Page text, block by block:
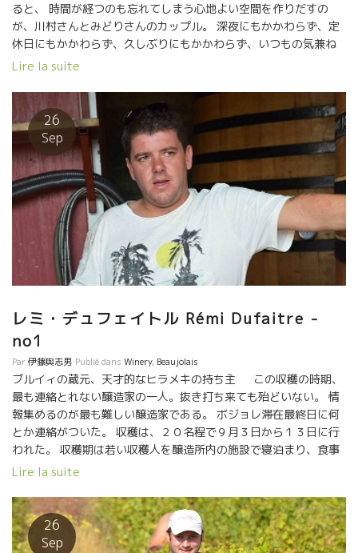
ると、 時間が経つのも忘れてしまう心地よい空間を作りだすの
が、川村さんとみどりさんのカップル。 深夜にもかかわらず、定
休日にもかかわらず、久しぶりにもかかわらず、いつもの気兼ね
ない雰囲気で迎えてくれた。 急きょの深夜オープンにもかかわら
近隣住民の憩いの場。 そんなサンセールの2人が開けてくれたボ
トルが2010年のCLUB PASSION DU VINツアーで オリヴィ
エ・クザンのところに訪問したときに1人1本ずつくれたカベル
ネ・フラン2007のマグナム。 この時のツアー参加者は、赤穂
の47リカーズの岡田さん、御殿場の泉屋酒販の勝俣さん、そして
サンセールの川村さんとみどりさん、その友人の日野でバー経営
の高田さん。 ツアー1軒目の訪問蔵元がオリヴィエ・クザンだっ
た。 そこからミッシェル・オジェ時代のメゾン・ブリュレ、 もち
ろんサンセールは必須訪問でセバスチャン・リフォー、ブルゴー
ニュに行ってエマニュエル・ジブロ、 ラトー、フィリップ・パカ
レ、ドミニク・ドゥラン、 ボジョレーはデコンブ、石川研修中の
ラピエール、ラパリュ、 そしてダール・エ・リボ、マルセル・リ
ショー、 ルシヨンのル・ブー・デュ・モンドまで南下したまさに
弾丸ツアーだった。 さてオリヴィエのカベルネ・フラン2007は熟
成感など枯れたニュアンスは一切なく、ガメイのごとく果実味溢
れ、みずみずしい。タンニンはとても滑らかで、カベルネ・フラ
ンの持つ気品のある青みが、さらに清涼感を与えてくれた。 サン
セール、お宝ワインがたっぷり。 ツアーの想いで話に花が咲き、
気がつけば、、、、また時間が経つのを忘れてしまいまし
た。。。 Le Sancerre 調布市仙川町1-19-36
Lire la suite
26
Sep
レミ・デュフェイトル Rémi Dufaitre -
no1
Par伊藤與志男 Publié dans Winery, Beaujolais
ブルイィの蔵元、天才的なヒラメキの持ち主 この収穫の時期、
最も連絡とれない醸造家の一人。抜き打ち来ても殆どいない。 情
報集めるのが最も難しい醸造家である。 ボジョレ滞在最終日に何
とか連絡がついた。 収穫は、２０名程で９月３日から１３日に行
われた。 収穫期は若い収穫人を醸造所内の施設で寝泊まり、食事
もだしている。 料理人も雇っている。超忙しく収穫を管理してい
親友が担当。 レミーは全体を皆ながら指示をだしている。すぐど
こかに消えてしまう。捕まらない。 強面の風貌とは別に、内面は
ナイ―ヴな繊細な精神の待ち主。 だからこそ、逆の強面の姿勢を
Lire la suite
26
Sep